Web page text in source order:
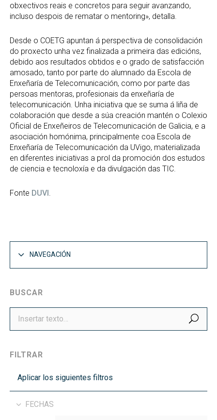
obxectivos reais e concretos para seguir avanzando,
incluso despois de rematar o mentoring», detalla.
Desde o COETG apuntan á perspectiva de consolidación
do proxecto unha vez finalizada a primeira das edicións,
debido aos resultados obtidos e o grado de satisfacción
amosado, tanto por parte do alumnado da Escola de
Enxeñaría de Telecomunicación, como por parte das
persoas mentoras, profesionais da enxeñaría de
telecomunicación. Unha iniciativa que se suma á liña de
colaboración que desde a súa creación mantén o Colexio
Oficial de Enxeñeiros de Telecomunicación de Galicia, e a
asociación homónima, principalmente coa Escola de
Enxeñaría de Telecomunicación da UVigo, materializada
en diferentes iniciativas a prol da promoción dos estudos
de ciencia e tecnoloxía e da divulgación das TIC.
Fonte DUVI
NAVEGACIÓN
BUSCAR
FILTRAR
Aplicar los siguientes filtros
FECHAS